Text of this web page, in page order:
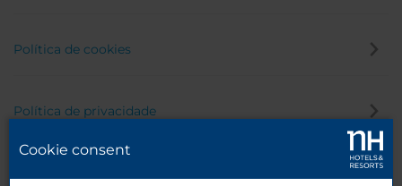
Política de cookies
Política de privacidade
Cookie consent